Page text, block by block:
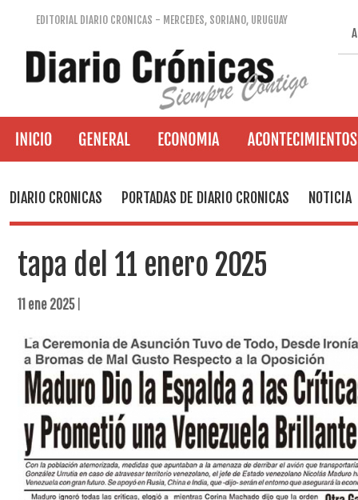
EDITORIAL DIARIO CRONICAS - MERCEDES, SORIANO, URUGUAY
DIARIO CRONICAS PORTADAS DE DIARIO CRONICAS NOTICIA
tapa del 11 enero 2025
11 ene 2025|